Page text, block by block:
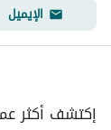
الإيميل
إكتشف أكثر